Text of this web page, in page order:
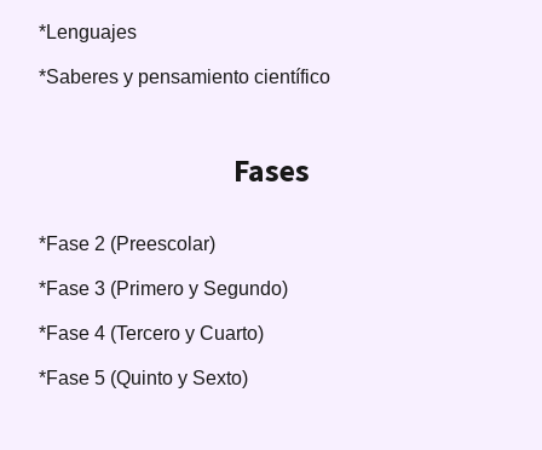
*Lenguajes
*Saberes y pensamiento científico
Fases
*Fase 2 (Preescolar)
*Fase 3 (Primero y Segundo)
*Fase 4 (Tercero y Cuarto)
*Fase 5 (Quinto y Sexto)